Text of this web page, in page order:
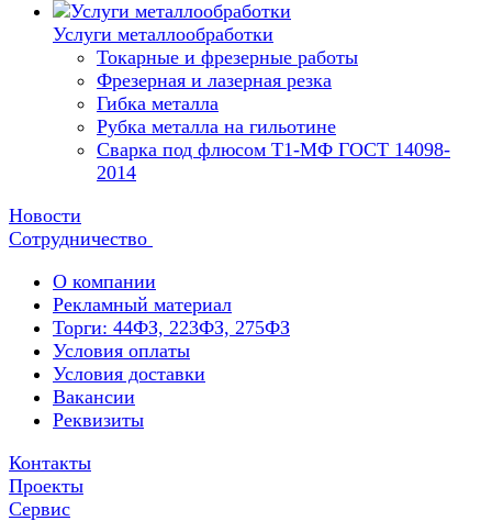
Услуги металлообработки
Токарные и фрезерные работы
Фрезерная и лазерная резка
Гибка металла
Рубка металла на гильотине
Сварка под флюсом Т1-МФ ГОСТ 14098-
2014
Новости
Сотрудничество
О компании
Рекламный материал
Торги: 44ФЗ, 223ФЗ, 275ФЗ
Условия оплаты
Условия доставки
Вакансии
Реквизиты
Контакты
Проекты
Сервис